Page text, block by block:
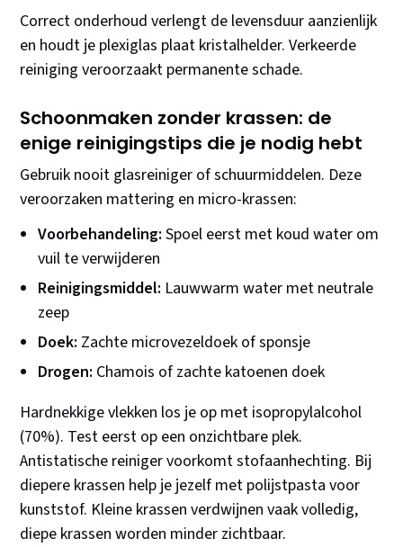
Correct onderhoud verlengt de levensduur aanzienlijk
en houdt je plexiglas plaat kristalhelder. Verkeerde
reiniging veroorzaakt permanente schade.
Schoonmaken zonder krassen: de
enige reinigingstips die je nodig hebt
Gebruik nooit glasreiniger of schuurmiddelen. Deze
veroorzaken mattering en micro-krassen:
Voorbehandeling: Spoel eerst met koud water om
vuil te verwijderen
Reinigingsmiddel: Lauwwarm water met neutrale
zeep
Doek: Zachte microvezeldoek of sponsje
Drogen: Chamois of zachte katoenen doek
Hardnekkige vlekken los je op met isopropylalcohol
(70%). Test eerst op een onzichtbare plek.
Antistatische reiniger voorkomt stofaanhechting. Bij
diepere krassen help je jezelf met polijstpasta voor
kunststof. Kleine krassen verdwijnen vaak volledig,
diepe krassen worden minder zichtbaar.